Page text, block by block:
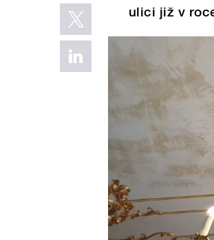
ulici již v